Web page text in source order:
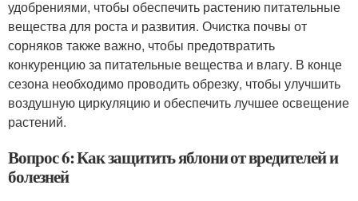
удобрениями, чтобы обеспечить растению питательные
вещества для роста и развития. Очистка почвы от
сорняков также важно, чтобы предотвратить
конкуренцию за питательные вещества и влагу. В конце
сезона необходимо проводить обрезку, чтобы улучшить
воздушную циркуляцию и обеспечить лучшее освещение
растений.
Вопрос 6: Как защитить яблони от вредителей и
болезней